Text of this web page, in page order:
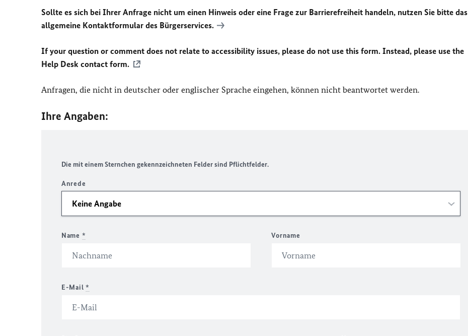
Sollte es sich bei Ihrer Anfrage nicht um einen Hinweis oder eine Frage zur Barrierefreiheit handeln, nutzen Sie bitte das
allgemeine Kontaktformular des Bürgerservices.
If your question or comment does not relate to accessibility issues, please do not use this form. Instead, please use the
Help Desk contact form.
Anfragen, die nicht in deutscher oder englischer Sprache eingehen, können nicht beantwortet werden.
Ihre Angaben:
Die mit einem Sternchen gekennzeichneten Felder sind Pflichtfelder.
Anrede
Name * Vorname
E-Mail *